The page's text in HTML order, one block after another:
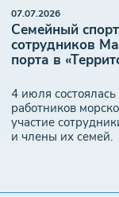
07.07.2026
Семейный
сотрудников
порта в
4 июля
работников
участие
и члены их семей.